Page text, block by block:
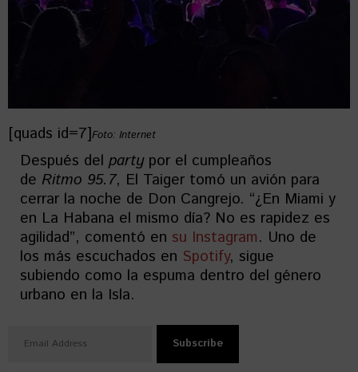
[quads id=7]Foto: Internet
Después del party por el cumpleaños
de Ritmo 95.7, El Taiger tomó un avión para
cerrar la noche de Don Cangrejo. “¿En Miami y
en La Habana el mismo día? No es rapidez es
agilidad”, comentó en su Instagram. Uno de
los más escuchados en Spotify, sigue
subiendo como la espuma dentro del género
urbano en la Isla.